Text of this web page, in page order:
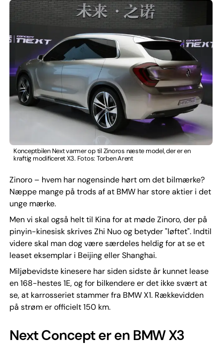
Konceptbilen Next varmer op til Zinoros næste model, der er en
kraftig modificeret X3. Fotos: Torben Arent
Zinoro – hvem har nogensinde hørt om det bilmærke?
Næppe mange på trods af at BMW har store aktier i det
unge mærke.
Men vi skal også helt til Kina for at møde Zinoro, der på
pinyin-kinesisk skrives Zhi Nuo og betyder "løftet". Indtil
videre skal man dog være særdeles heldig for at se et
leaset eksemplar i Beijing eller Shanghai.
Miljøbevidste kinesere har siden sidste år kunnet lease
en 168-hestes 1E, og for bilkendere er det ikke svært at
se, at karrosseriet stammer fra BMW X1. Rækkevidden
på strøm er officielt 150 km.
Next Concept er en BMW X3